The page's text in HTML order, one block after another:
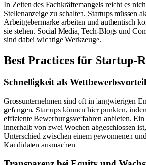
In Zeiten des Fachkräftemangels reicht es
Stellenanzeige zu schalten. Startups müssen
Arbeitgebermarke arbeiten und authentisch
sie stehen. Social Media, Tech-Blogs und
sind dabei wichtige Werkzeuge.
Best Practices für Startup-
Schnelligkeit als
Grossunternehmen sind oft in langwierigen
gefangen. Startups können hier punkten,
effiziente Bewerbungsverfahren anbieten.
innerhalb von zwei Wochen abgeschlossen
Unterschied zwischen einem gewonnenen
Kandidaten ausmachen.